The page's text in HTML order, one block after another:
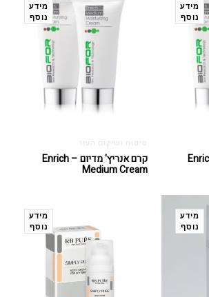
מידע
נוסף
מידע
נוסף
טיפוח ושיקום העור
קרם אנריץ' מדיום – Enrich
Medium Cream
מידע
נוסף
מידע
נוסף